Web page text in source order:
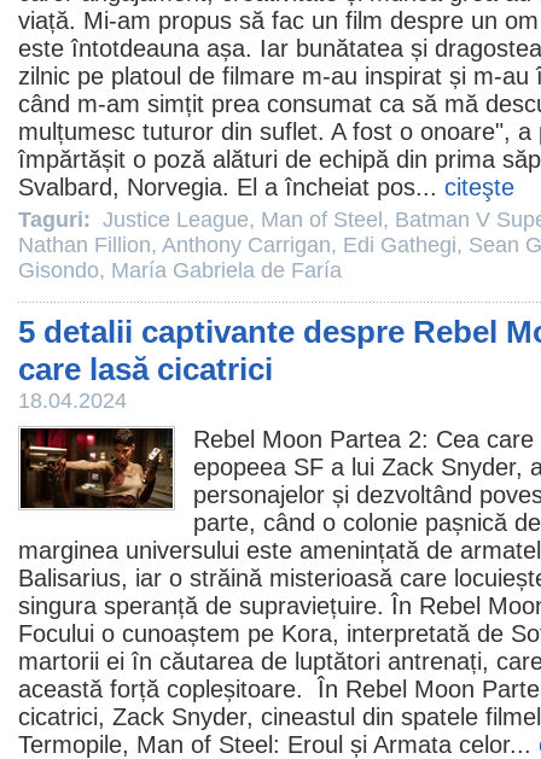
viață. Mi-am propus să fac un film despre un
este întotdeauna așa. Iar bunătatea și
zilnic pe platoul de filmare m-au inspirat și m-
când m-am simțit prea consumat ca să mă
mulțumesc tuturor din suflet. A fost o onoare",
împărtășit o poză alături de echipă din prima
Svalbard, Norvegia. El a încheiat pos... citeşte
Taguri: Justice League, Man of Steel , Batman V
Nathan Fillion, Anthony Carrigan, Edi Gathegi, Sean
Gisondo, María Gabriela de Faría
5 detalii captivante despre Rebel
care lasă cicatrici
18.04.2024
Rebel Moon Partea 2: Cea care
epopeea SF a lui Zack Snyder,
personajelor și dezvoltând
parte, când o colonie pașnică
marginea universului este amenințată de
Balisarius, iar o străină misterioasă care
singura speranță de supraviețuire. În Rebel
Focului o cunoaștem pe Kora, interpretată de
martorii ei în căutarea de luptători antrenați,
această forță copleșitoare. În Rebel Moon
cicatrici, Zack Snyder, cineastul din spatele
Termopile, Man of Steel: Eroul și Armata celor...